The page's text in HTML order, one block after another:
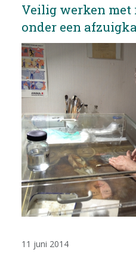
EDUCATIE
NIEUWS
CONTACT
Selecteer de taal
Veilig werken
onder een
11 juni 2014